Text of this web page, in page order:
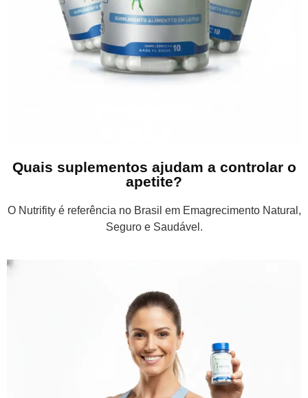
Quais suplementos ajudam a controlar o
apetite?
O Nutrifity é referência no Brasil em Emagrecimento Natural,
Seguro e Saudável.